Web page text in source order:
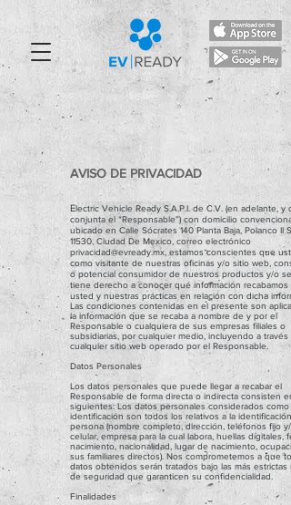
AVISO DE PRIVACIDAD
Electric Vehicle Ready S.A.P.I. de C.V. (en adelante, y
conjunta el “Responsable”) con domicilio convencional
ubicado en Calle Sócrates 140 Planta Baja, Polanco II
11530, Ciudad De Mexico, correo electrónico
privacidad@evready.mx , estamos conscientes que
como visitante de nuestras oficinas y/o sitio web,
o potencial consumidor de nuestros productos y/o
tiene derecho a conocer qué información recabamos
usted y nuestras prácticas en relación con dicha
Las condiciones contenidas en el presente son
la información que se recaba a nombre de y por el
Responsable o cualquiera de sus empresas filiales o
subsidiarias, por cualquier medio, incluyendo a través
cualquier sitio web operado por el Responsable.
Datos Personales
Los datos personales que puede llegar a recabar el
Responsable de forma directa o indirecta consisten
siguientes: Los datos personales considerados como
identificación son todos los relativos a la identificación
persona (nombre completo, dirección, teléfonos fijo y/o
celular, empresa para la cual labora, huellas digitales,
nacimiento, nacionalidad, lugar de nacimiento,
sus familiares directos). Nos comprometemos a que
datos obtenidos serán tratados bajo las más estrictas
de seguridad que garanticen su confidencialidad.
Finalidades